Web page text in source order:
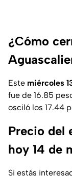
¿Cómo
Este miércoles
fue de 16.85
osciló los 17.44
Precio del
hoy 14 de
Si estás